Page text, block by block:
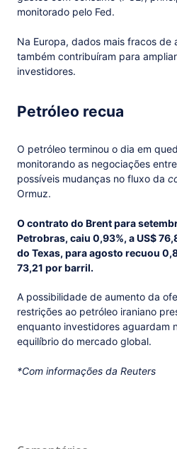
monitorado pelo Fed.
Na Europa, dados mais fracos de
também contribuíram para
investidores.
Petróleo recua
O petróleo terminou o dia em
monitorando as negociações
possíveis mudanças no fluxo da
Ormuz.
O contrato do Brent para
Petrobras, caiu 0,93%, a US$
do Texas, para agosto recuou
73,21 por barril.
A possibilidade de aumento da
restrições ao petróleo iraniano
enquanto investidores aguardam
equilíbrio do mercado global.
*Com informações da Reuters